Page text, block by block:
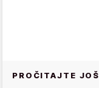
PROČITAJTE JOŠ